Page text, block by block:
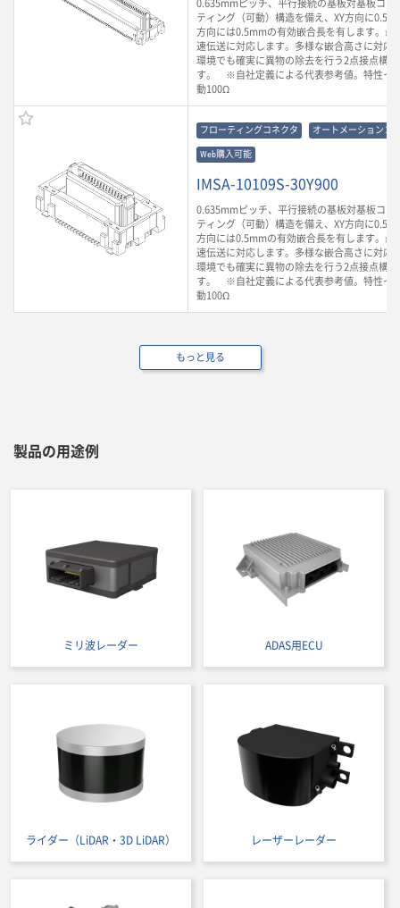
0.635mmピッチ、平行接続の基板対基板コネ
ティング（可動）構造を備え、XY方向に
方向には0.5mmの有効嵌合長を有します。
速伝送に対応します。多様な嵌合高さに対応
環境でも確実に異物の除去を行う2点接点構
す。 ※自社定義による代表参考値。特性イ
動100Ω
フローティングコネクタ オートメーションコ
Web購入可能
IMSA-10109S-30Y900
0.635mmピッチ、平行接続の基板対基板コネ
ティング（可動）構造を備え、XY方向に
方向には0.5mmの有効嵌合長を有します。
速伝送に対応します。多様な嵌合高さに対応
環境でも確実に異物の除去を行う2点接点構
す。 ※自社定義による代表参考値。特性イ
動100Ω
もっと見る
製品の用途例
ミリ波レーダー ADAS用ECU
ライダー（LiDAR・3D LiDAR） レーザーレーダー